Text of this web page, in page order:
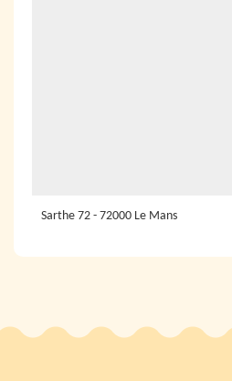
Sarthe 72 - 72000 Le Mans